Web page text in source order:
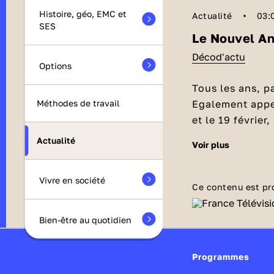
Histoire, géo, EMC et
SES
Options
Méthodes de travail
Actualité
Vivre en société
Bien-être au quotidien
Actualité
Le Nouvel
Décod'actu
Tous les ans,
Egalement
et le 19
Le
Chine, pour
Chaque
la cosmologie
Les traditions, célébrations et coutumes du
voir plus
Ce contenu est
Programmes